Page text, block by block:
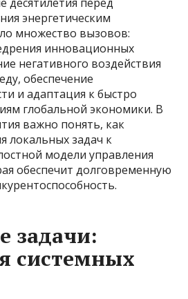
энергетическим
множество вызовов:
инновационных
негативного воздействия
обеспечение
и адаптация к быстро
глобальной экономики. В
важно понять, как
локальных задач к
модели управления
обеспечит долговременную
задачи:
системных